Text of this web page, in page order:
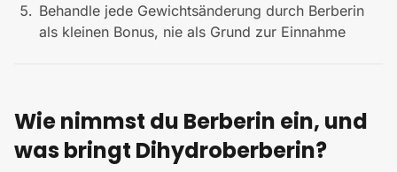
Behandle jede Gewichtsänderung durch Berberin
als kleinen Bonus, nie als Grund zur Einnahme
Wie nimmst du Berberin ein, und
was bringt Dihydroberberin?